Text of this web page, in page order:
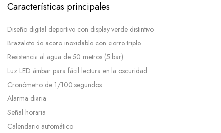
Características principales
Diseño digital deportivo con display verde distintivo
Brazalete de acero inoxidable con cierre triple
Resistencia al agua de 50 metros (5 bar)
Luz LED ámbar para fácil lectura en la oscuridad
Cronómetro de 1/100 segundos
Alarma diaria
Señal horaria
Calendario automático